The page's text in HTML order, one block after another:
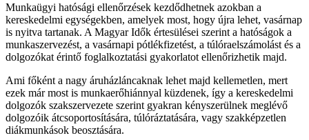
Munkaügyi hatósági ellenőrzések kezdődhetnek azokban a
kereskedelmi egységekben, amelyek most, hogy újra lehet, vasárnap
is nyitva tartanak. A Magyar Idők értesülései szerint a hatóságok a
munkaszervezést, a vasárnapi pótlékfizetést, a túlóraelszámolást és a
dolgozókat érintő foglalkoztatási gyakorlatot ellenőrizhetik majd.
Ami főként a nagy áruházláncaknak lehet majd kellemetlen, mert
ezek már most is munkaerőhiánnyal küzdenek, így a kereskedelmi
dolgozók szakszervezete szerint gyakran kényszerülnek meglévő
dolgozóik átcsoportosítására, túlóráztatására, vagy szakképzetlen
diákmunkások beosztására.